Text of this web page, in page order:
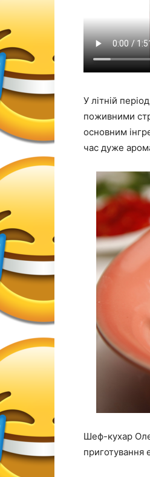
У літній
поживними
основним
час дуже
Шеф-кухар
приготування